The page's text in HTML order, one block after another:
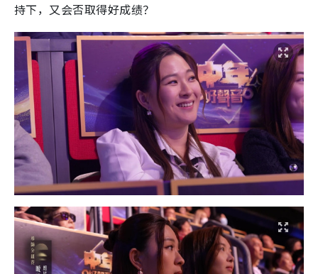
持下，又会否取得好成绩？